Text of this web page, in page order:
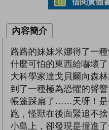
借閱實體
內容簡介
路路的妹妹米娜得了一
什麼可怕的東西給嚇壞
大科學家達戈貝爾向森
到了一種極為恐懼的聲
帳篷踩扁了……天呀！是
跑，怪獸在後面緊追不
小島上，卻發現是撞進